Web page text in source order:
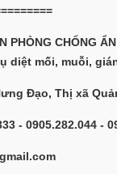
PHÒNG CHỐNG
diệt mối, muỗi,
Đạo, Thị xã
- 0905.282.044 -